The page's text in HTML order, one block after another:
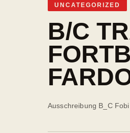
UNCATEGORIZED
B/C
Ausschreibung B_C